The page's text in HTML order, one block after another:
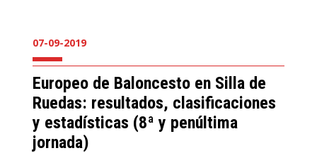
07-09-2019
Europeo de Baloncesto en Silla de
Ruedas: resultados, clasificaciones
y estadísticas (8ª y penúltima
jornada)